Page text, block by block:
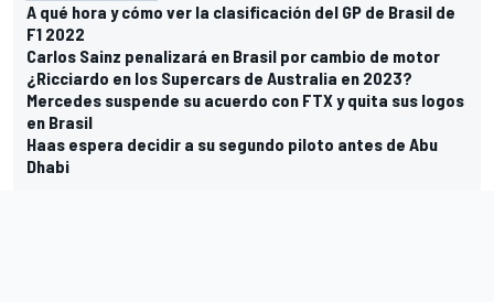
A qué hora y cómo ver la clasificación del GP de Brasil de
F1 2022
Carlos Sainz penalizará en Brasil por cambio de motor
¿Ricciardo en los Supercars de Australia en 2023?
Mercedes suspende su acuerdo con FTX y quita sus logos
en Brasil
Haas espera decidir a su segundo piloto antes de Abu
Dhabi